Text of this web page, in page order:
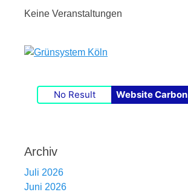
Keine Veranstaltungen
No Result Website Carbon
Archiv
Juli 2026
Juni 2026